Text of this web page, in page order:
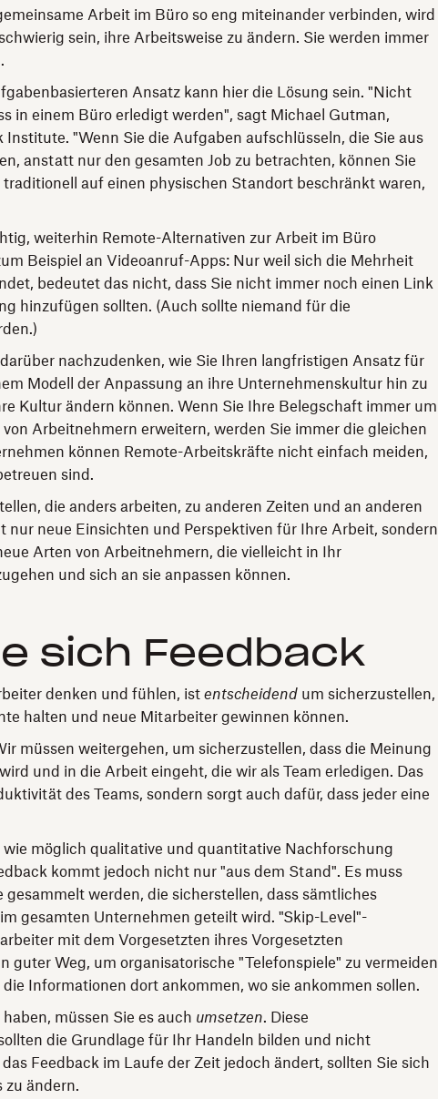
Arbeit im Büro so eng miteinander verbinden, wird
sein, ihre Arbeitsweise zu ändern. Sie werden immer
Ansatz kann hier die Lösung sein. "Nicht
in einem Büro erledigt werden", sagt Michael Gutman,
Institute. "Wenn Sie die Aufgaben aufschlüsseln, die Sie aus
anstatt nur den gesamten Job zu betrachten, können Sie
traditionell auf einen physischen Standort beschränkt waren,
weiterhin Remote-Alternativen zur Arbeit im Büro
Beispiel an Videoanruf-Apps: Nur weil sich die Mehrheit
bedeutet das nicht, dass Sie nicht immer noch einen Link
hinzufügen sollten. (Auch sollte niemand für die
nachzudenken, wie Sie Ihren langfristigen Ansatz für
Modell der Anpassung an ihre Unternehmenskultur hin zu
Kultur ändern können. Wenn Sie Ihre Belegschaft immer um
Arbeitnehmern erweitern, werden Sie immer die gleichen
können Remote-Arbeitskräfte nicht einfach meiden,
sind.
die anders arbeiten, zu anderen Zeiten und an anderen
nur neue Einsichten und Perspektiven für Ihre Arbeit, sondern
Arten von Arbeitnehmern, die vielleicht in Ihr
und sich an sie anpassen können.
sich Feedback
denken und fühlen, ist entscheidend um sicherzustellen,
halten und neue Mitarbeiter gewinnen können.
müssen weitergehen, um sicherzustellen, dass die Meinung
und in die Arbeit eingeht, die wir als Team erledigen. Das
des Teams, sondern sorgt auch dafür, dass jeder eine
wie möglich qualitative und quantitative Nachforschung
kommt jedoch nicht nur "aus dem Stand". Es muss
gesammelt werden, die sicherstellen, dass sämtliches
gesamten Unternehmen geteilt wird. "Skip-Level"-
mit dem Vorgesetzten ihres Vorgesetzten
guter Weg, um organisatorische "Telefonspiele" zu vermeiden
Informationen dort ankommen, wo sie ankommen sollen.
müssen Sie es auch umsetzen. Diese
die Grundlage für Ihr Handeln bilden und nicht
Feedback im Laufe der Zeit jedoch ändert, sollten Sie sich
zu ändern.